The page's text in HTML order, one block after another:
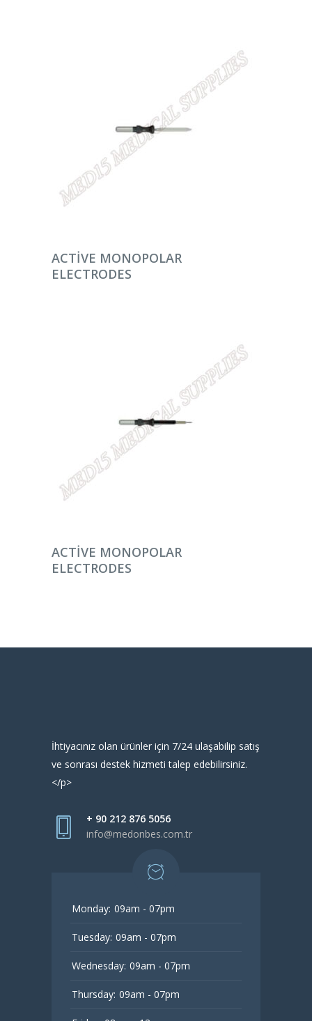
DEVAMINI OKU
ACTIVE MONOPOLAR
ELECTRODES
DEVAMINI OKU
ACTIVE MONOPOLAR
ELECTRODES
İhtiyacınız olan ürünler için 7/24 ulaşabilip satış
ve sonrası destek hizmeti talep edebilirsiniz.
</p>
+ 90 212 876 5056
info@medonbes.com.tr
Monday: 09am - 07pm
Tuesday: 09am - 07pm
Wednesday: 09am - 07pm
Thursday: 09am - 07pm